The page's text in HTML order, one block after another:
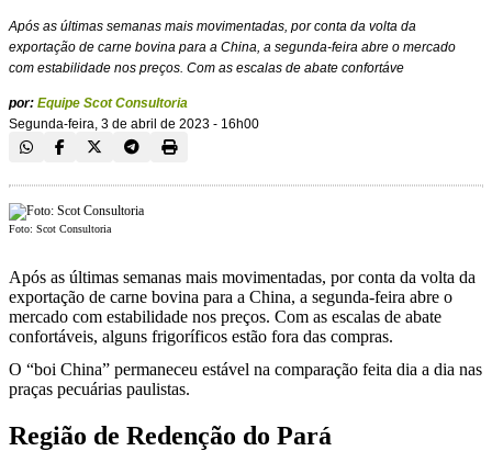
Após as últimas semanas mais movimentadas, por conta da volta da
exportação de carne bovina para a China, a segunda-feira abre o mercado
com estabilidade nos preços. Com as escalas de abate confortáve
por: Equipe Scot Consultoria
Segunda-feira, 3 de abril de 2023 - 16h00
Foto: Scot Consultoria
Após as últimas semanas mais movimentadas, por conta da volta da
exportação de carne bovina para a China, a segunda-feira abre o
mercado com estabilidade nos preços. Com as escalas de abate
confortáveis, alguns frigoríficos estão fora das compras.
O “boi China” permaneceu estável na comparação feita dia a dia nas
praças pecuárias paulistas.
Região de Redenção do Pará